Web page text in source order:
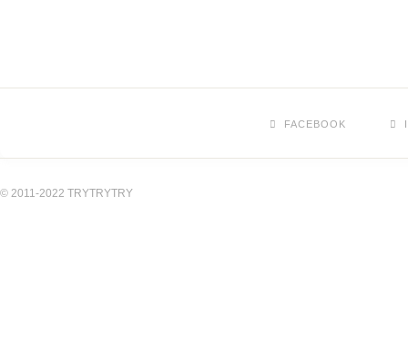
FACEBOOK
© 2011-2022 TRYTRYTRY